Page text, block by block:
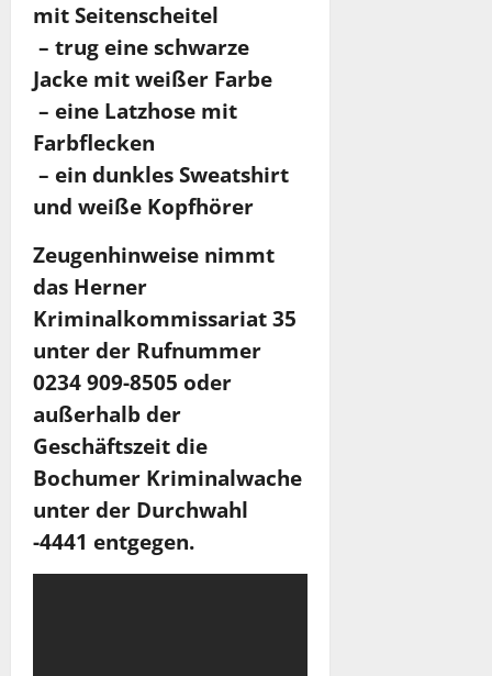
mit Seitenscheitel
– trug eine schwarze
Jacke mit weißer Farbe
– eine Latzhose mit
Farbflecken
– ein dunkles Sweatshirt
und weiße Kopfhörer
Zeugenhinweise nimmt
das Herner
Kriminalkommissariat 35
unter der Rufnummer
0234 909-8505 oder
außerhalb der
Geschäftszeit die
Bochumer Kriminalwache
unter der Durchwahl
-4441 entgegen.